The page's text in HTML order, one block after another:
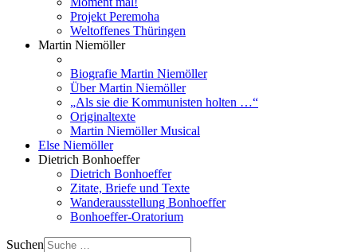
Projekt Peremoha
Weltoffenes Thüringen
Martin Niemöller
Biografie Martin Niemöller
Über Martin Niemöller
„Als sie die Kommunisten holten …“
Originaltexte
Martin Niemöller Musical
Else Niemöller
Dietrich Bonhoeffer
Dietrich Bonhoeffer
Zitate, Briefe und Texte
Wanderausstellung Bonhoeffer
Bonhoeffer-Oratorium
Suchen